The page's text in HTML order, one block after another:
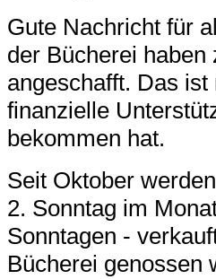
Gute Nachricht für
der Bücherei haben
angeschafft. Das ist
finanzielle
bekommen hat.
Seit Oktober
2. Sonntag im
Sonntagen -
Bücherei genossen